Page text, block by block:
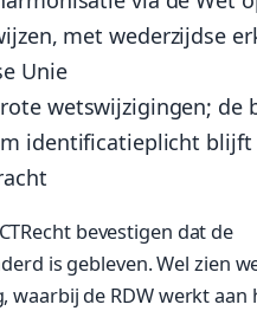
met wederzijdse
Unie
wetswijzigingen; de
identificatieplicht blijft
bevestigen dat de
is gebleven. Wel zien
waarbij de RDW werkt aan